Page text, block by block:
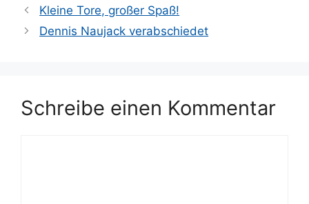
Kleine Tore, großer Spaß!
Dennis Naujack verabschiedet
Schreibe einen Kommentar